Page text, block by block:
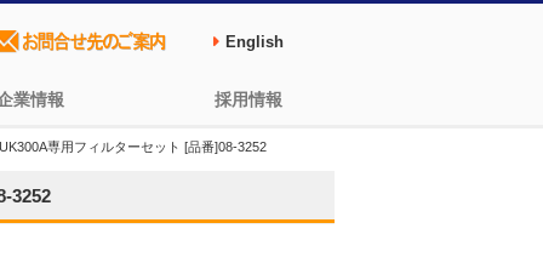
業情報 採用情報
English
専用フィルターセット [品番]08-3252
3252